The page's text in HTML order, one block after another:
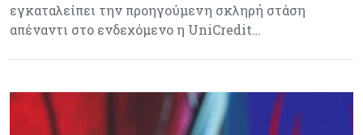
εγκαταλείπει την προηγούμενη σκληρή στάση
απέναντι στο ενδεχόμενο η UniCredit…